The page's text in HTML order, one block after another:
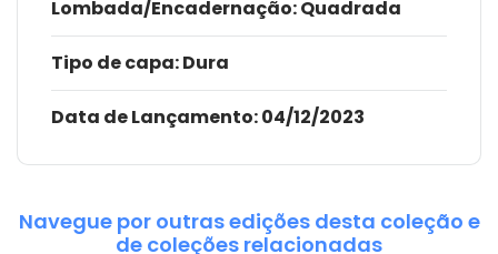
Lombada/Encadernação: Quadrada
Tipo de capa:Dura
Data de Lançamento:04/12/2023
Navegue por outras edições desta coleção e
de coleções relacionadas